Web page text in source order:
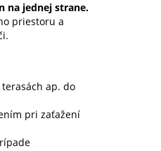
na jednej strane.
priestoru a
ap. do
pri zaťažení